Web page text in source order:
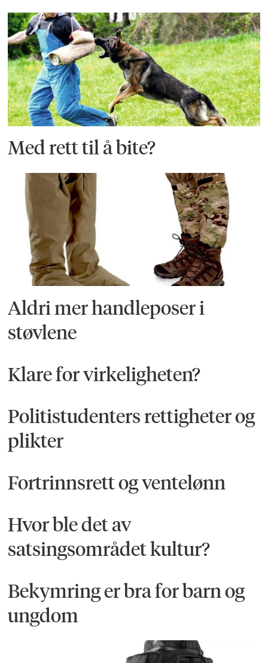
Med rett til å bite?
Aldri mer handleposer i
støvlene
Klare for virkeligheten?
Politistudenters rettigheter og
plikter
Fortrinnsrett og ventelønn
Hvor ble det av
satsingsområdet kultur?
Bekymring er bra for barn og
ungdom